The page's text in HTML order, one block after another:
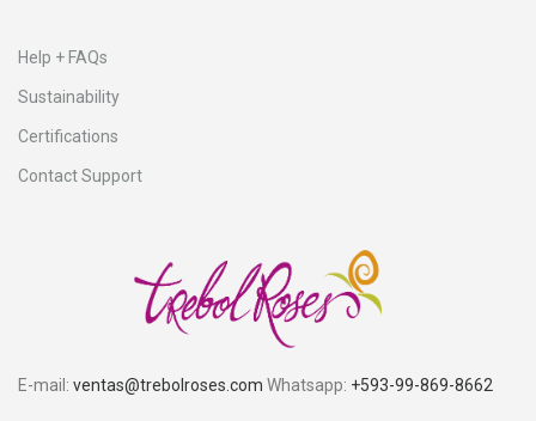
Help + FAQs
Sustainability
Certifications
Contact Support
E-mail: ventas@trebolroses.com Whatsapp: +593-99-869-8662